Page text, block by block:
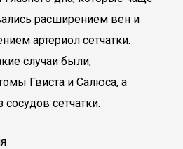
расширением вен и
артериол сетчатки.
случаи были,
Гвиста и Салюса, а
сетчатки.